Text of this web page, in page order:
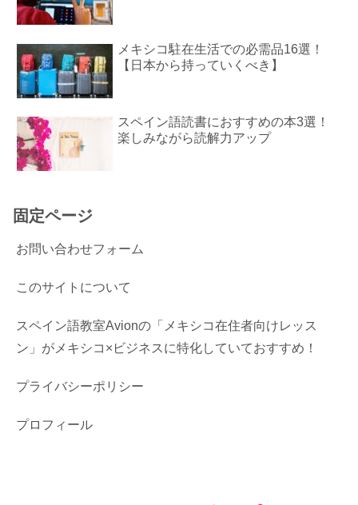
メキシコ駐在生活での必需品16選！
【日本から持っていくべき】
スペイン語読書におすすめの本3選！
楽しみながら読解力アップ
固定ページ
お問い合わせフォーム
このサイトについて
スペイン語教室Avionの「メキシコ在住者向けレッス
ン」がメキシコ×ビジネスに特化していておすすめ！
プライバシーポリシー
プロフィール